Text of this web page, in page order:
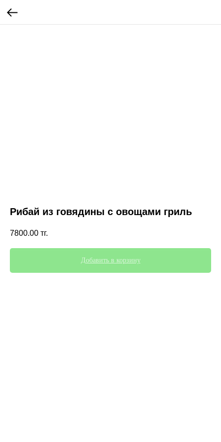
Рибай из говядины с овощами гриль
7800.00 тг.
Добавить в корзину